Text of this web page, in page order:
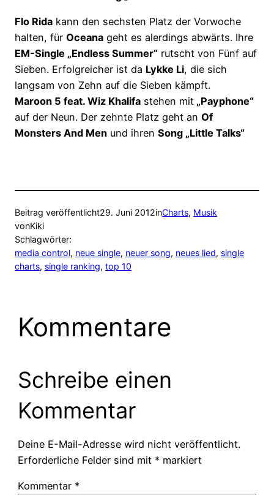
Flo Rida kann den sechsten Platz der Vorwoche
halten, für Oceana geht es alerdings abwärts. Ihre
EM-Single „Endless Summer“ rutscht von Fünf auf
Sieben. Erfolgreicher ist da Lykke Li, die sich
langsam von Zehn auf die Sieben kämpft.
Maroon 5 feat. Wiz Khalifa stehen mit „Payphone“
auf der Neun. Der zehnte Platz geht an Of
Monsters And Men und ihren Song „Little Talks“
Beitrag veröffentlicht29. Juni 2012inCharts, Musik
vonKiki
Schlagwörter:
media control, neue single, neuer song, neues lied, single
charts, single ranking, top 10
Kommentare
Schreibe einen
Kommentar
Deine E-Mail-Adresse wird nicht veröffentlicht.
Erforderliche Felder sind mit * markiert
Kommentar *